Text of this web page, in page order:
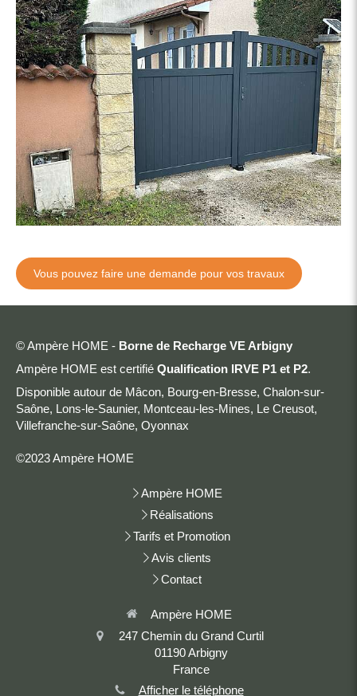
Vous pouvez faire une demande pour vos travaux
© Ampère HOME - Borne de Recharge VE Arbigny
Ampère HOME est certifié Qualification IRVE P1 et P2.
Disponible autour de Mâcon, Bourg-en-Bresse, Chalon-sur-
Saône, Lons-le-Saunier, Montceau-les-Mines, Le Creusot,
Villefranche-sur-Saône, Oyonnax
©2023 Ampère HOME
Ampère HOME
Réalisations
Tarifs et Promotion
Avis clients
Contact
Ampère HOME
247 Chemin du Grand Curtil
01190 Arbigny
France
Afficher le téléphone